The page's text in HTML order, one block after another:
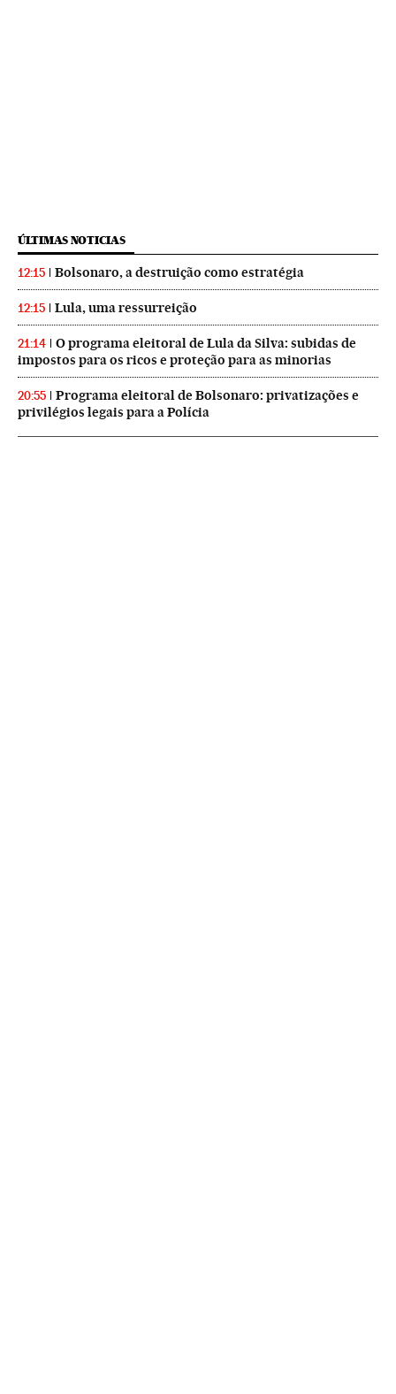
ÚLTIMAS NOTICIAS
12:15 Bolsonaro, a destruição como estratégia
12:15 Lula, uma ressurreição
21:14
O programa eleitoral de Lula da Silva: subidas de
impostos para os ricos e proteção para as minorias
20:55
Programa eleitoral de Bolsonaro: privatizações e
privilégios legais para a Polícia